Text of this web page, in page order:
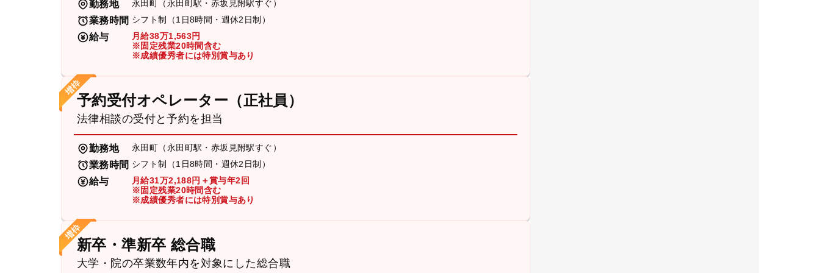
勤務地 永田町（永田町駅・赤坂見附駅すぐ）
業務時間 シフト制（1日8時間・週休2日制）
給与
月給38万1,563円
※固定残業20時間含む
※成績優秀者には特別賞与あり
予約受付オペレーター（正社員）
法律相談の受付と予約を担当
勤務地 永田町（永田町駅・赤坂見附駅すぐ）
業務時間 シフト制（1日8時間・週休2日制）
給与
月給31万2,188円＋賞与年2回
※固定残業20時間含む
※成績優秀者には特別賞与あり
新卒・準新卒 総合職
大学・院の卒業数年内を対象にした総合職